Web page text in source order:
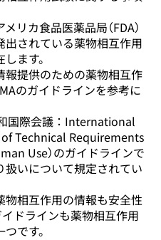
リカ食品医薬品局（FDA）
出されている薬物相互作用
ます。
報提供のための薬物相互作
のガイドラインを参考に
国際会議：International
Technical Requirements
Use）のガイドラインで
いについて規定されてい
相互作用の情報も安全性
ドラインも薬物相互作用
です。